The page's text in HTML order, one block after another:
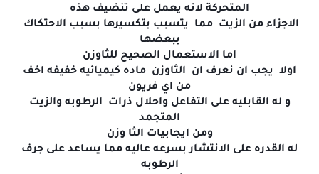
المتحركة لانه يعمل على تنضيف هذه
الاجزاء من الزيت مما يتسبب بتكسيرها بسبب الاحتكاك
ببعضها
اما الاستعمال الصحيح للثاوزن
اولا يجب ان نعرف ان الثاوزن ماده كيميائيه خفيفه اخف
من اي فريون
و له القابليه على التفاعل واحلال ذرات الرطوبه والزيت
المتجمد
ومن ايجابيات الثا وزن
له القدره على الانتشار بسرعه عاليه مما يساعد على جرف
الرطوبه